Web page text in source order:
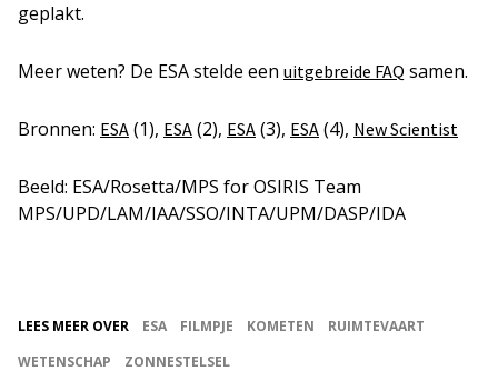
geplakt.
Meer weten? De ESA stelde een uitgebreide FAQ samen.
Bronnen: ESA (1), ESA (2), ESA (3), ESA (4), New Scientist
Beeld: ESA/Rosetta/MPS for OSIRIS Team
MPS/UPD/LAM/IAA/SSO/INTA/UPM/DASP/IDA
LEES MEER OVER ESA FILMPJE KOMETEN
RUIMTEVAART
WETENSCHAP
ZONNESTELSEL